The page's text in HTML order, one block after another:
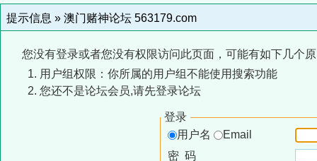
提示信息 » 澳门赌神论坛 563179.com
您没有登录或者您没有权限访问此页面，可能有如下几个
用户组权限：你所属的用户组不能使用搜索功能
您还不是论坛会员,请先登录论坛
登录
用户名
Email
密 码